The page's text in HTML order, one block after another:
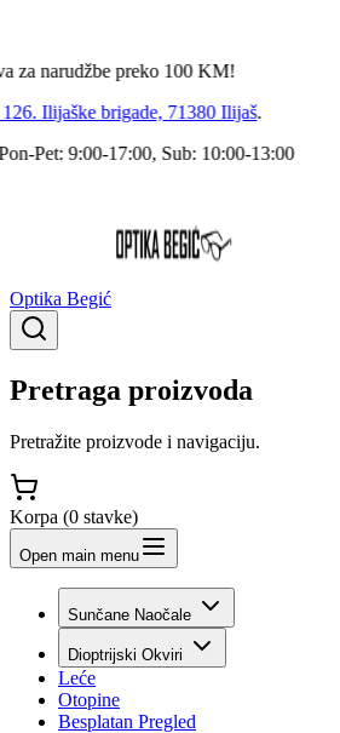
preko 100KM!
brigade, 71380 Ilijaš.
9:00-17:00, Sub: 10:00-13:00
Optika Begić
Pretraga proizvoda
Pretražite proizvode i navigaciju.
Korpa (0 stavke)
Open main menu
Sunčane Naočale
Dioptrijski Okviri
Leće
Otopine
Besplatan Pregled